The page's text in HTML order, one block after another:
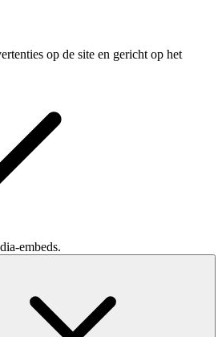
op de site en gericht op het
embeds.